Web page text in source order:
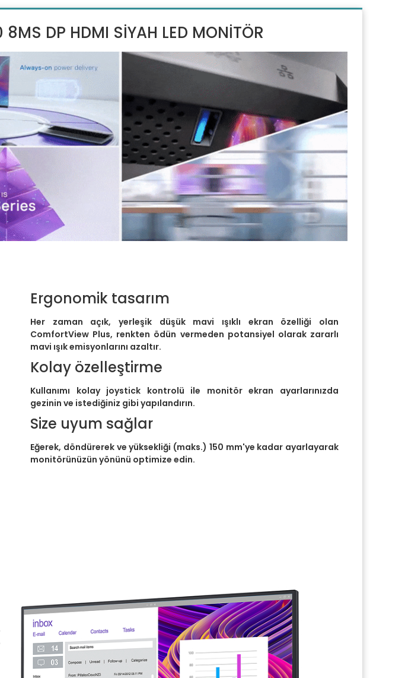
DP HDMI SİYAH LED MONİTÖR
Ergonomik tasarım
Her zaman açık, yerleşik düşük mavi ışıklı ekran özelliği olan
ComfortView Plus, renkten ödün vermeden potansiyel olarak zararlı
mavi ışık emisyonlarını azaltır.
Kolay özelleştirme
Kullanımı kolay joystick kontrolü ile monitör ekran ayarlarınızda
gezinin ve istediğiniz gibi yapılandırın.
Size uyum sağlar
Eğerek, döndürerek ve yüksekliği (maks.) 150 mm'ye kadar ayarlayarak
monitörünüzün yönünü optimize edin.